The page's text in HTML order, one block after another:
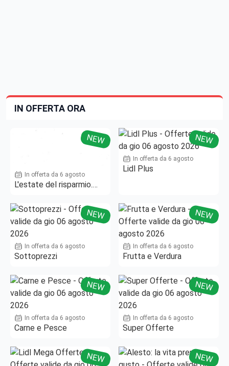
IN OFFERTA ORA
NEW
In offerta da 6 agosto
L'estate del risparmio.
NEW
In offerta da 6 agosto
Lidl Plus
NEW
In offerta da 6 agosto
Sottoprezzi
NEW
In offerta da 6 agosto
Frutta e Verdura
NEW
In offerta da 6 agosto
Carne e Pesce
NEW
In offerta da 6 agosto
Super Offerte
NEW NEW